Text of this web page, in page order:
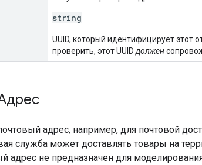
string
UUID, который идентифицирует этот
проверить, этот UUID должен
адрес, например, для почтовой
служба может доставлять товары на
адрес не предназначен для